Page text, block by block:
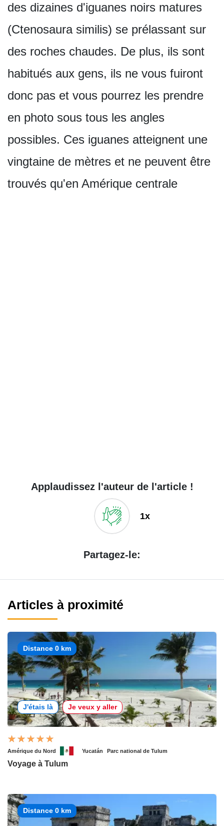
des dizaines d'iguanes noirs matures
(Ctenosaura similis) se prélassant sur
des roches chaudes. De plus, ils sont
habitués aux gens, ils ne vous fuiront
donc pas et vous pourrez les prendre
en photo sous tous les angles
possibles. Ces iguanes atteignent une
vingtaine de mètres et ne peuvent être
trouvés qu'en Amérique centrale
Applaudissez l'auteur de l'article !
1x
Partagez-le:
Articles à proximité
Distance 0 km
J'étais là Je veux y aller
Amérique du Nord Yucatán Parc national de Tulum
Voyage à Tulum
Distance 0 km